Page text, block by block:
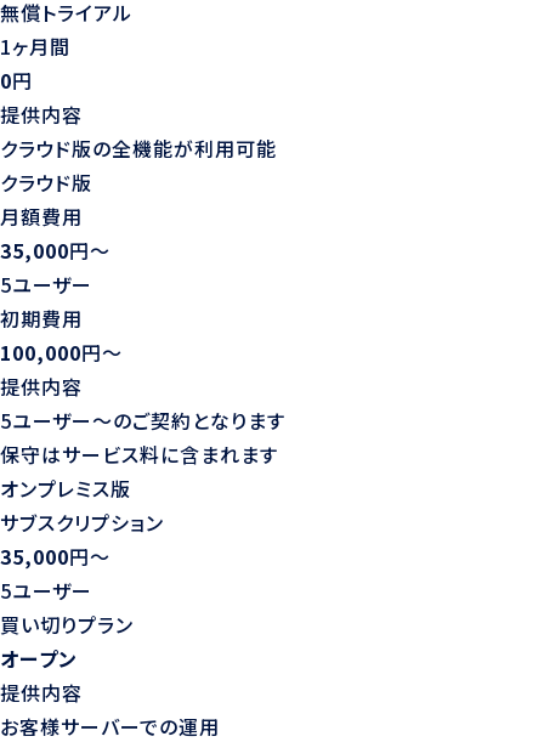
無償トライアル
1ヶ月間
0円
提供内容
クラウド版の全機能が利用可能
クラウド版
月額費用
35,000円〜
5ユーザー
初期費用
100,000円〜
提供内容
5ユーザー〜のご契約となります
保守はサービス料に含まれます
オンプレミス版
サブスクリプション
35,000円〜
5ユーザー
買い切りプラン
オープン
提供内容
お客様サーバーでの運用